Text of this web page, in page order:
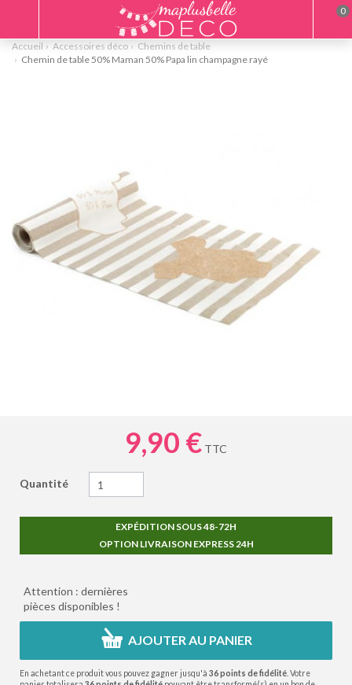
Accueil Accessoires déco
Chemins de table
Chemin de table 50% Maman 50% Papa lin champagne rayé
9,90 € TTC
Quantité
EXPÉDITION SOUS 48-72H
OPTION LIVRAISON EXPRESS 24H
Attention : dernières
pièces disponibles !
AJOUTER AU PANIER
En achetant ce produit vous pouvez gagner jusqu'à 36points de fidélité . Votre
0